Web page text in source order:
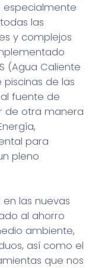
especialmente
las
y complejos
(Agua Caliente
de las
fuente de
de otra manera
para
pleno
las nuevas
al ahorro
ambiente,
así como el
que nos